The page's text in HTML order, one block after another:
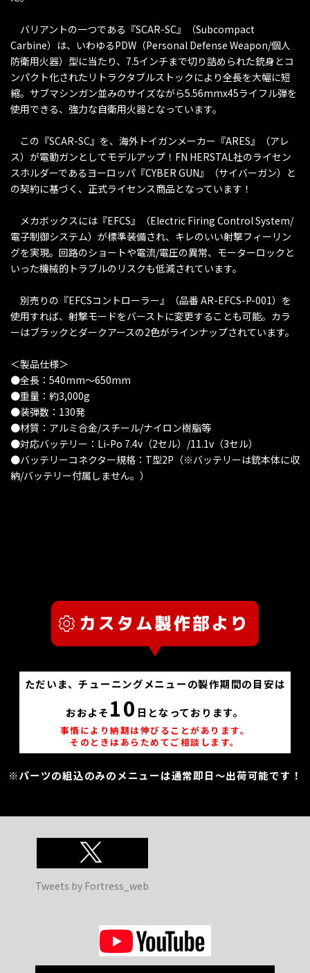
バリアントの一つである『SCAR-SC』（Subcompact
Carbine）は、いわゆるPDW（Personal Defense Weapon/個人
防衛用火器）型に当たり、7.5インチまで切り詰められた銃身とコ
ンパクト化されたリトラクタブルストックにより全長を大幅に短
縮。サブマシンガン並みのサイズながら5.56mmx45ライフル弾を
使用できる、強力な自衛用火器となっています。
この『SCAR-SC』を、海外トイガンメーカー『ARES』（アレ
ス）が電動ガンとしてモデルアップ！FN HERSTAL社のライセン
スホルダーであるヨーロッパ『CYBER GUN』（サイバーガン）と
の契約に基づく、正式ライセンス商品となっています！
メカボックスには『EFCS』（Electric Firing Control System/
電子制御システム）が標準装備され、キレのいい射撃フィーリン
グを実現。回路のショートや電流/電圧の異常、モーターロックと
いった機械的トラブルのリスクも低減されています。
別売りの『EFCSコントローラー』（品番 AR-EFCS-P-001）を
使用すれば、射撃モードをバーストに変更することも可能。カラ
ーはブラックとダークアースの2色がラインナップされています。
＜製品仕様＞
●全長：540mm〜650mm
●重量：約3,000g
●装弾数：130発
●材質：アルミ合金/スチール/ナイロン樹脂等
●対応バッテリー：Li-Po 7.4v（2セル）/11.1v（3セル）
●バッテリーコネクター規格：T型2P（※バッテリーは銃本体に収
納/バッテリー付属しません。）
ただいま、チューニングメニューの製作期間の目安は
おおよそ 10 日となっております。
事情により納期は伸びることがあります。
そのときはあらためてご相談します。
※パーツの組込のみのメニューは通常即日～出荷可能です！
Tweets by Fortress_web